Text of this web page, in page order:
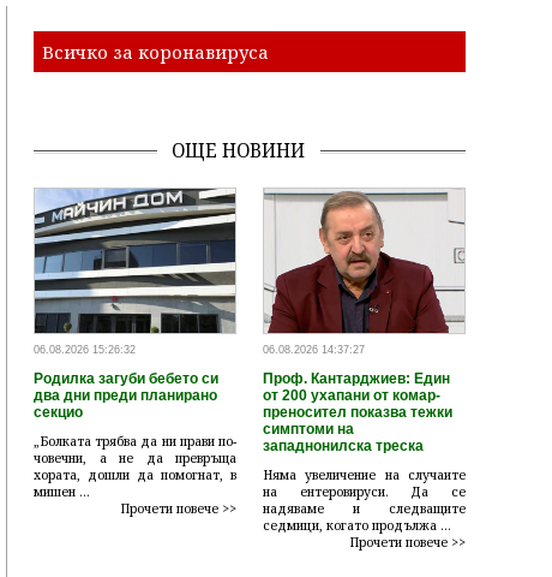
Всичко за коронавируса
ОЩЕ НОВИНИ
06.08.2026 15:26:32
Родилка загуби бебето си
два дни преди планирано
секцио
„Болката трябва да ни прави по-
човечни, а не да превръща
хората, дошли да помогнат, в
мишен ...
Прочети повече >>
06.08.2026 14:37:27
Проф. Кантарджиев: Един
от 200 ухапани от комар-
преносител показва тежки
симптоми на
западнонилска треска
Няма увеличение на случаите
на ентеровируси. Да се
надяваме и следващите
седмици, когато продължа ...
Прочети повече >>